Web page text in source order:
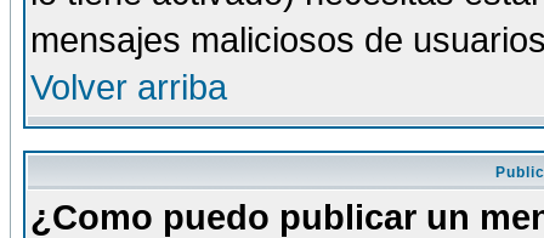
mensajes maliciosos de
Volver arriba
¿Como puedo publicar un